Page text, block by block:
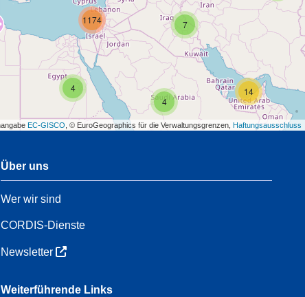
14
4
4
7
1174
EC-GISCO , © EuroGeographics für die Verwaltungsgrenzen, Haftungsausschluss
Über uns
Wer wir sind
CORDIS-Dienste
Newsletter
Weiterführende Links